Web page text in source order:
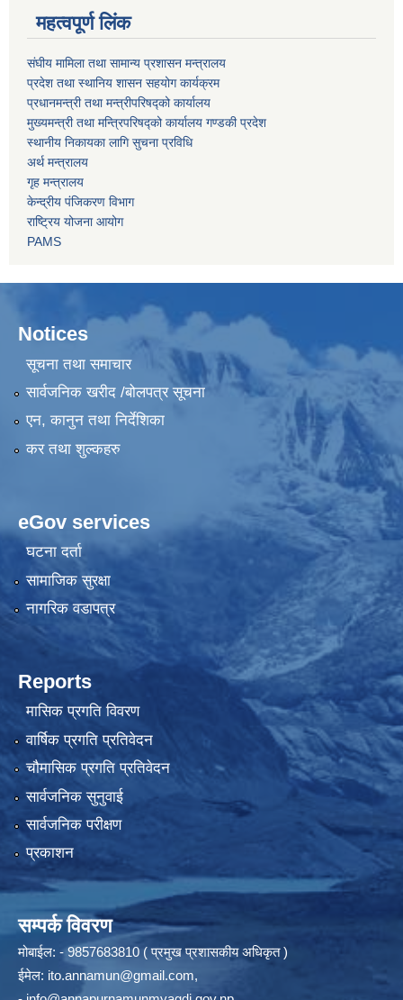
महत्वपूर्ण लिंक
संघीय मामिला तथा सामान्य प्रशासन मन्त्रालय
प्रदेश तथा स्थानिय शासन सहयोग कार्यक्रम
प्रधानमन्त्री तथा मन्त्रीपरिषद्को कार्यालय
मुख्यमन्त्री तथा मन्त्रिपरिषद्को कार्यालय गण्डकी प्रदेश
स्थानीय निकायका लागि सुचना प्रविधि
अर्थ मन्त्रालय
गृह मन्त्रालय
केन्द्रीय पंजिकरण विभाग
राष्ट्रिय योजना आयोग
PAMS
Notices
सूचना तथा समाचार
सार्वजनिक खरीद /बोलपत्र सूचना
एन, कानुन तथा निर्देशिका
कर तथा शुल्कहरु
eGov services
घटना दर्ता
सामाजिक सुरक्षा
नागरिक वडापत्र
Reports
मासिक प्रगति विवरण
वार्षिक प्रगति प्रतिवेदन
चौमासिक प्रगति प्रतिवेदन
सार्वजनिक सुनुवाई
सार्वजनिक परीक्षण
प्रकाशन
सम्पर्क विवरण
मोबाईल: - 9857683810 ( प्रमुख प्रशासकीय अधिकृत )
ईमेल: ito.annamun@gmail.com,